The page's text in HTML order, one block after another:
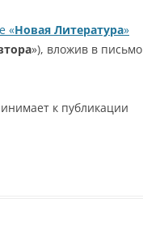
«Новая Литература»
»), вложив в письмо
к публикации